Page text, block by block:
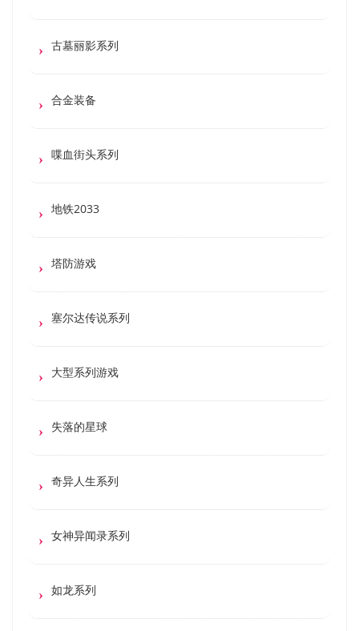
古墓丽影系列
合金装备
喋血街头系列
地铁2033
塔防游戏
塞尔达传说系列
大型系列游戏
失落的星球
奇异人生系列
女神异闻录系列
如龙系列